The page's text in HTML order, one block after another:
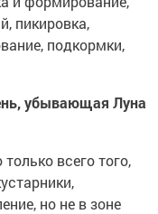
пикировка,
подкормки,
убывающая Луна
всего того,
но не в зоне